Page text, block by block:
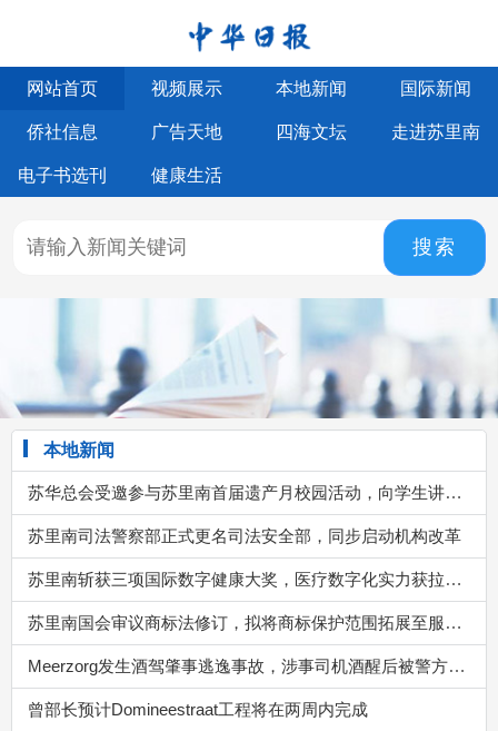
网站首页 视频展示 本地新闻 国际新闻
侨社信息 广告天地 四海文坛 走进苏里南
电子书选刊 健康生活
搜索
本地新闻